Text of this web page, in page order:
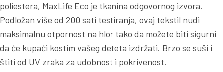
poliestera, MaxLife Eco je tkanina odgovornog izvora.
Podložan više od 200 sati testiranja, ovaj tekstil nudi
maksimalnu otpornost na hlor tako da možete biti sigurni
da će kupaći kostim vašeg deteta izdržati. Brzo se suši i
štiti od UV zraka za udobnost i pokrivenost.